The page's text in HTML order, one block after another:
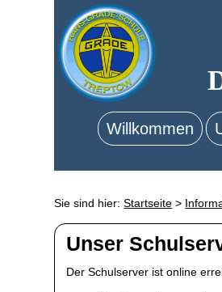
Willkommen
Sie sind hier:Startseite >
Unser
Der Schulserver ist online